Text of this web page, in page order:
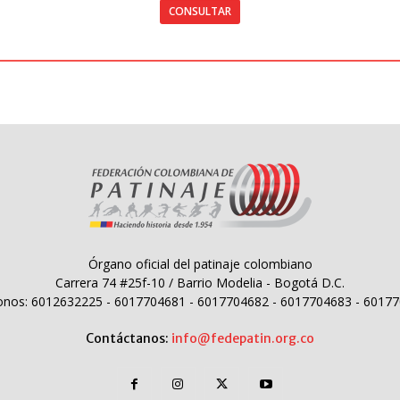
CONSULTAR
Órgano oficial del patinaje colombiano
Carrera 74 #25f-10 / Barrio Modelia - Bogotá D.C.
6012632225 - 6017704681 - 6017704682 - 6017704683 -
Contáctanos: info@fedepatin.org.co